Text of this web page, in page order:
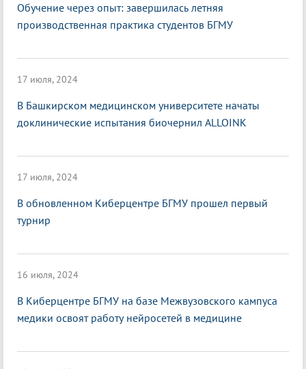
Обучение через опыт: завершилась летняя
производственная практика студентов БГМУ
17 июля, 2024
В Башкирском медицинском университете начаты
доклинические испытания биочернил ALLOINK
17 июля, 2024
В обновленном Киберцентре БГМУ прошел первый
турнир
16 июля, 2024
В Киберцентре БГМУ на базе Межвузовского кампуса
медики освоят работу нейросетей в медицине